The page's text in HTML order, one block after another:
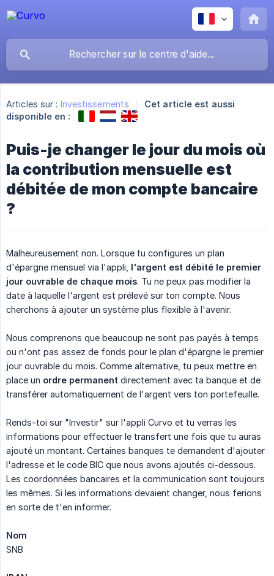
Articles sur : Investissements
Cet article est aussi
disponible en :
Puis-je changer le jour du mois où
la contribution mensuelle est
débitée de mon compte bancaire
?
Malheureusement non. Lorsque tu configures un plan
d'épargne mensuel via l'appli, l'argent est débité le premier
jour ouvrable de chaque mois. Tu ne peux pas modifier la
date à laquelle l'argent est prélevé sur ton compte. Nous
cherchons à ajouter un système plus flexible à l'avenir.
Nous comprenons que beaucoup ne sont pas payés à temps
ou n'ont pas assez de fonds pour le plan d'épargne le premier
jour ouvrable du mois. Comme alternative, tu peux mettre en
place un ordre permanent directement avec ta banque et de
transférer automatiquement de l'argent vers ton portefeuille.
Rends-toi sur "Investir" sur l'appli Curvo et tu verras les
informations pour effectuer le transfert une fois que tu auras
ajouté un montant. Certaines banques te demandent d'ajouter
l'adresse et le code BIC que nous avons ajoutés ci-dessous.
Les coordonnées bancaires et la communication sont toujours
les mêmes. Si les informations devaient changer, nous ferions
en sorte de t'en informer.
Nom
SNB